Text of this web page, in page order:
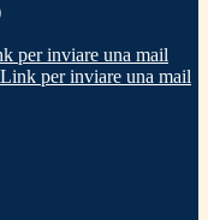
per inviare una mail
Link per inviare una mail